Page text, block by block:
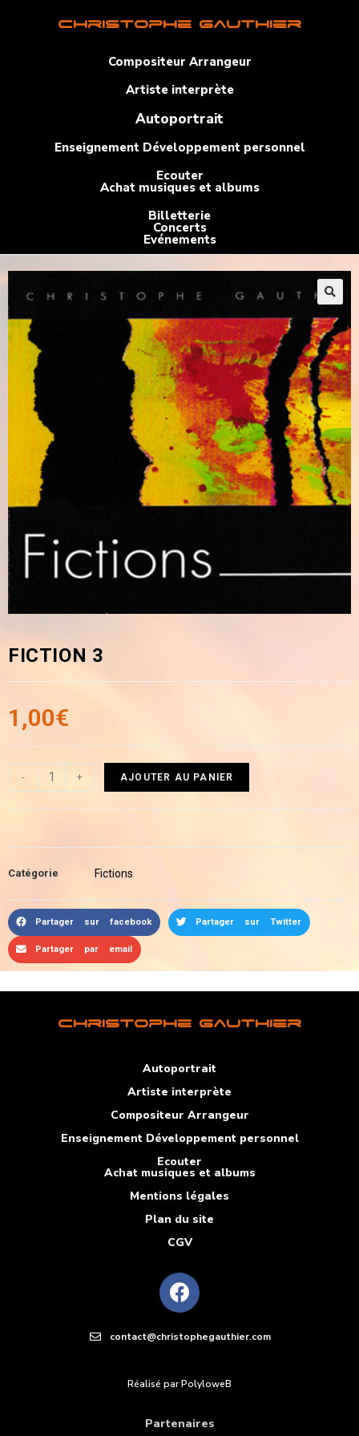
Christophe Gauthier
Compositeur Arrangeur
Artiste interprète
Autoportrait
Enseignement Développement personnel
Ecouter
Achat musiques et albums
Billetterie
Concerts
Evénements
FICTION 3
1,00€
- + AJOUTER AU PANIER
Catégorie Fictions
Partager sur facebook Partager sur Twitter
Partager par email
Christophe Gauthier
Autoportrait
Artiste interprète
Compositeur Arrangeur
Enseignement Développement personnel
Ecouter
Achat musiques et albums
Mentions légales
Plan du site
CGV
contact@christophegauthier.com
Réalisé par PolyloweB
Partenaires